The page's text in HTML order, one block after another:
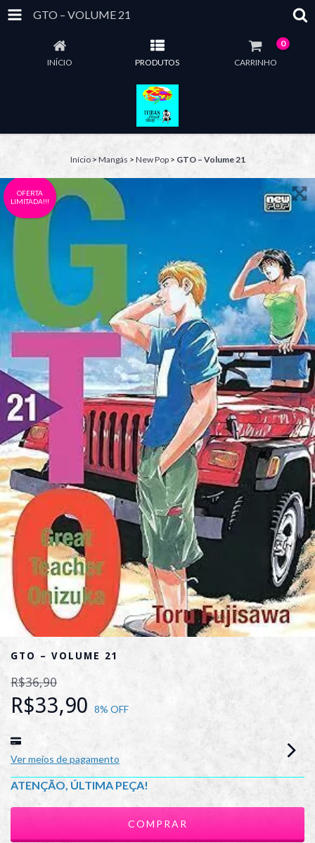
GTO – VOLUME 21
INÍCIO PRODUTOS CARRINHO
0
Início > Mangás > New Pop > GTO – Volume 21
OFERTA
LIMITADA!!!
GTO – VOLUME 21
R$36,90
R$33,90 8% OFF
Ver meios de pagamento
ATENÇÃO, ÚLTIMA PEÇA!